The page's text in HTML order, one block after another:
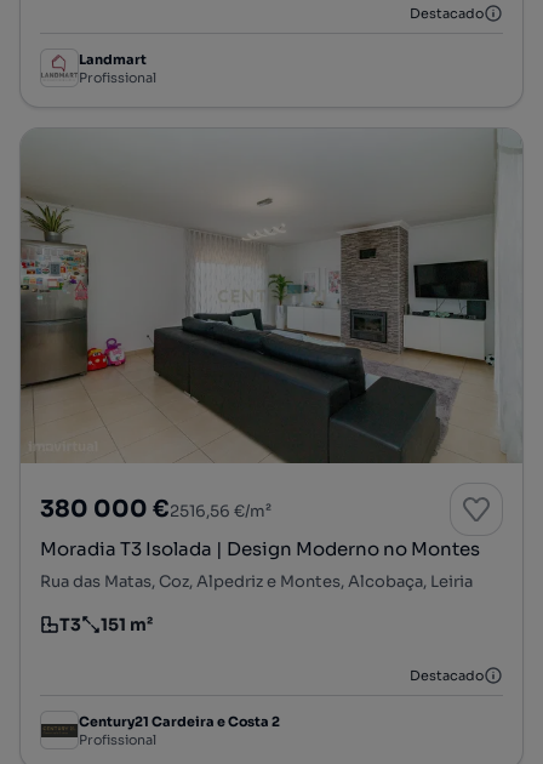
Destacado
Landmart
Profissional
380 000 €2516,56 €/m²
Moradia T3 Isolada | Design Moderno no Montes
Rua das Matas, Coz, Alpedriz e Montes, Alcobaça, Leiria
Tipologia
T3
Preço por metro quadrado
151 m²
Destacado
Century21 Cardeira e Costa 2
Profissional